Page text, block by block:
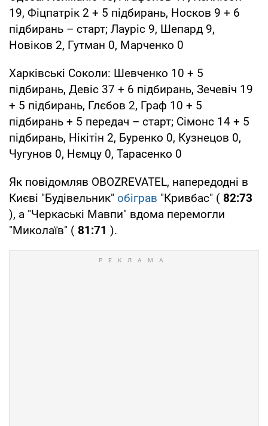
19, Фіцпатрік 2 + 5 підбирань, Носков 9 + 6
підбирань – старт; Лауріс 9, Шепард 9,
Новіков 2, Гутман 0, Марченко 0
Харківські Соколи: Шевченко 10 + 5
підбирань, Девіс 37 + 6 підбирань, Зечевіч 19
+ 5 підбирань, Глєбов 2, Граф 10 + 5
підбирань + 5 передач – старт; Сімонс 14 + 5
підбирань, Нікітін 2, Буренко 0, Кузнецов 0,
Чугунов 0, Нємцу 0, Тарасенко 0
Як повідомляв OBOZREVATEL, напередодні в
Києві "Будівельник" обіграв "Кривбас" ( 82:73
), а "Черкаські Мавпи" вдома перемогли
"Миколаїв" ( 81:71 ).